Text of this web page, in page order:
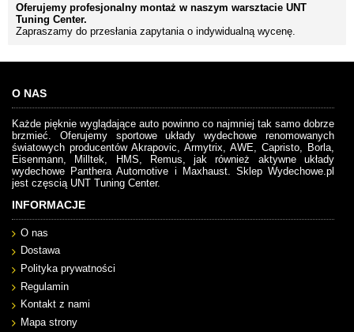
Oferujemy profesjonalny montaż w naszym warsztacie UNT
Tuning Center.
Zapraszamy do przesłania zapytania o indywidualną wycenę.
O NAS
Każde pięknie wyglądające auto powinno co najmniej tak samo dobrze
brzmieć. Oferujemy sportowe układy wydechowe renomowanych
światowych producentów Akrapovic, Armytrix, AWE, Capristo, Borla,
Eisenmann, Milltek, HMS, Remus, jak również aktywne układy
wydechowe Panthera Automotive i Maxhaust. Sklep Wydechowe.pl
jest częscią UNT Tuning Center.
INFORMACJE
O nas
Dostawa
Polityka prywatności
Regulamin
Kontakt z nami
Mapa strony